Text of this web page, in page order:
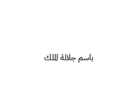
باسم جلالة الملك